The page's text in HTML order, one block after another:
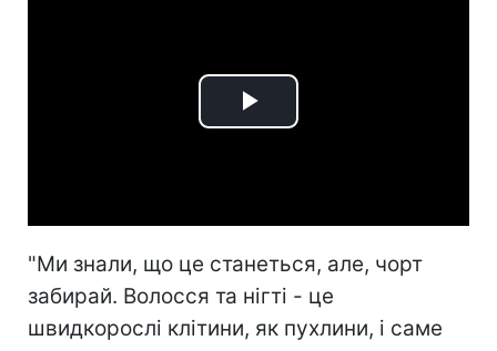
Play
"Ми знали, що це станеться, але, чорт
забирай. Волосся та нігті - це
швидкорослі клітини, як пухлини, і саме